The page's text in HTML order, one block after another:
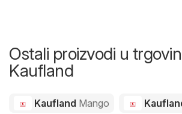
Ostali proizvodi u
Kaufland
Kaufland Mango